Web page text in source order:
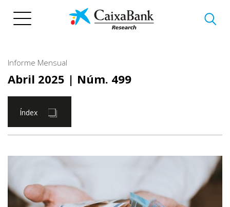
Informe Mensual
Abril 2025 | Núm. 499
Índex